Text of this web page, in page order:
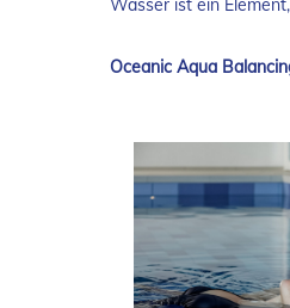
Wasser ist ein
Oceanic Aqua